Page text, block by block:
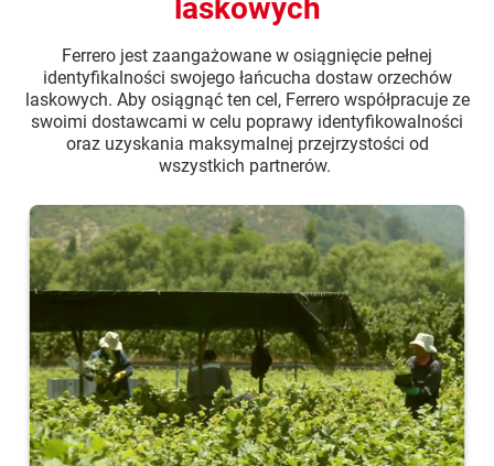
laskowych
Ferrero jest zaangażowane w osiągnięcie pełnej
identyfikalności swojego łańcucha dostaw orzechów
laskowych. Aby osiągnąć ten cel, Ferrero współpracuje ze
swoimi dostawcami w celu poprawy identyfikowalności
oraz uzyskania maksymalnej przejrzystości od
wszystkich partnerów.